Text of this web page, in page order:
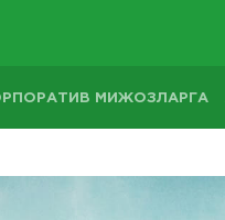
МИЖОЗЛАРГА